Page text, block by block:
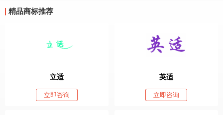
精品商标推荐
立适
立即咨询
英适
立即咨询